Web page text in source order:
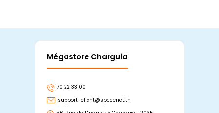
Mégastore Charguia
70 22 33 00
support-client@spacenet.tn